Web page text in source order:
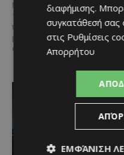
Με 6 προορισμούς, πάνω από
1.700 συμμετέχοντες και
περισσότερες από 3.500
μερίδες, η Lidl Κύπρου
επιβεβαίωσε για ακόμα...
διαφήμισης.
συγκατάθεσή σας
στις Ρυθμίσεις
Απορρήτου
ΕΜΦΆΝΙΣΗ